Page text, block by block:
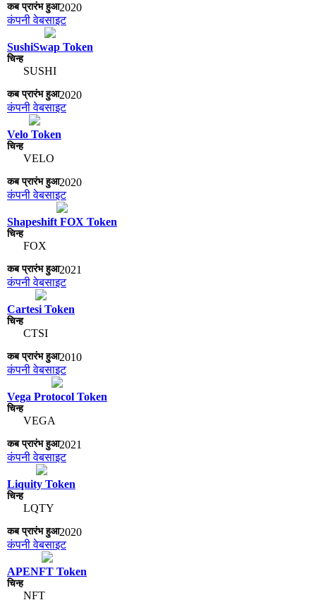
2020
कंपनी वेबसाइट
SushiSwap Token
SUSHI
2020
कंपनी वेबसाइट
Velo Token
VELO
2020
कंपनी वेबसाइट
Shapeshift FOX Token
FOX
2021
कंपनी वेबसाइट
Cartesi Token
CTSI
2010
कंपनी वेबसाइट
Vega Protocol Token
VEGA
2021
कंपनी वेबसाइट
Liquity Token
LQTY
2020
कंपनी वेबसाइट
APENFT Token
NFT